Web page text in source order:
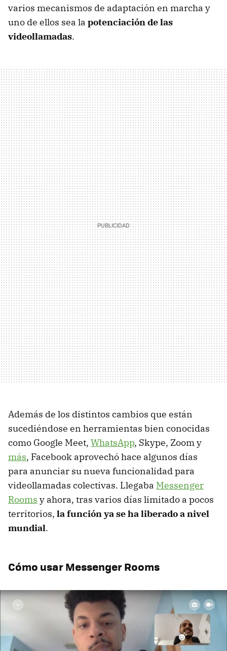
varios mecanismos de adaptación en marcha y
uno de ellos sea la potenciación de las
videollamadas.
Además de los distintos cambios que están
sucediéndose en herramientas bien conocidas
como Google Meet, WhatsApp, Skype, Zoom y
más, Facebook aprovechó hace algunos días
para anunciar su nueva funcionalidad para
videollamadas colectivas. Llegaba Messenger
Rooms y ahora, tras varios días limitado a pocos
territorios, la función ya se ha liberado a nivel
mundial.
Cómo usar Messenger Rooms